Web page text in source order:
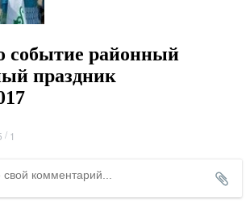
событие районный
праздник
/ 1